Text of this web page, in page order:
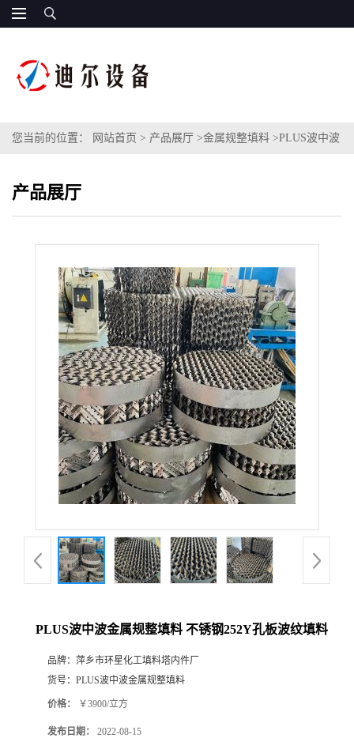
您当前的位置： 网站首页 > 产品展厅 >金属规整填料 >PLUS波中波
产品展厅
PLUS波中波金属规整填料 不锈钢252Y孔板波纹填料
品牌： 萍乡市环星化工填料塔内件厂
货号： PLUS波中波金属规整填料
价格： ￥3900/立方
发布日期： 2022-08-15